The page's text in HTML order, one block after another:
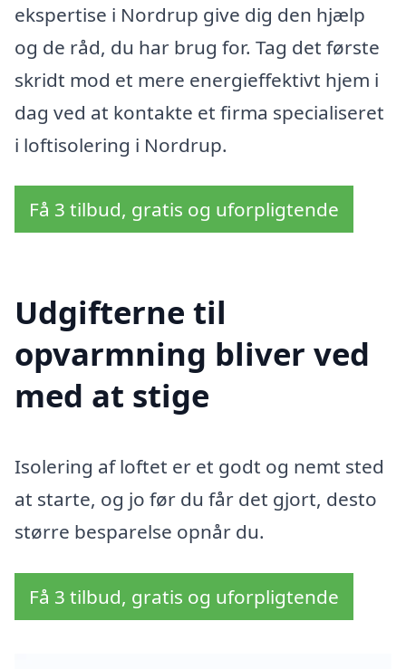
ekspertise i Nordrup give dig den hjælp
og de råd, du har brug for. Tag det første
skridt mod et mere energieffektivt hjem i
dag ved at kontakte et firma specialiseret
i loftisolering i Nordrup.
Få 3 tilbud, gratis og uforpligtende
Udgifterne til
opvarmning bliver ved
med at stige
Isolering af loftet er et godt og nemt sted
at starte, og jo før du får det gjort, desto
større besparelse opnår du.
Få 3 tilbud, gratis og uforpligtende